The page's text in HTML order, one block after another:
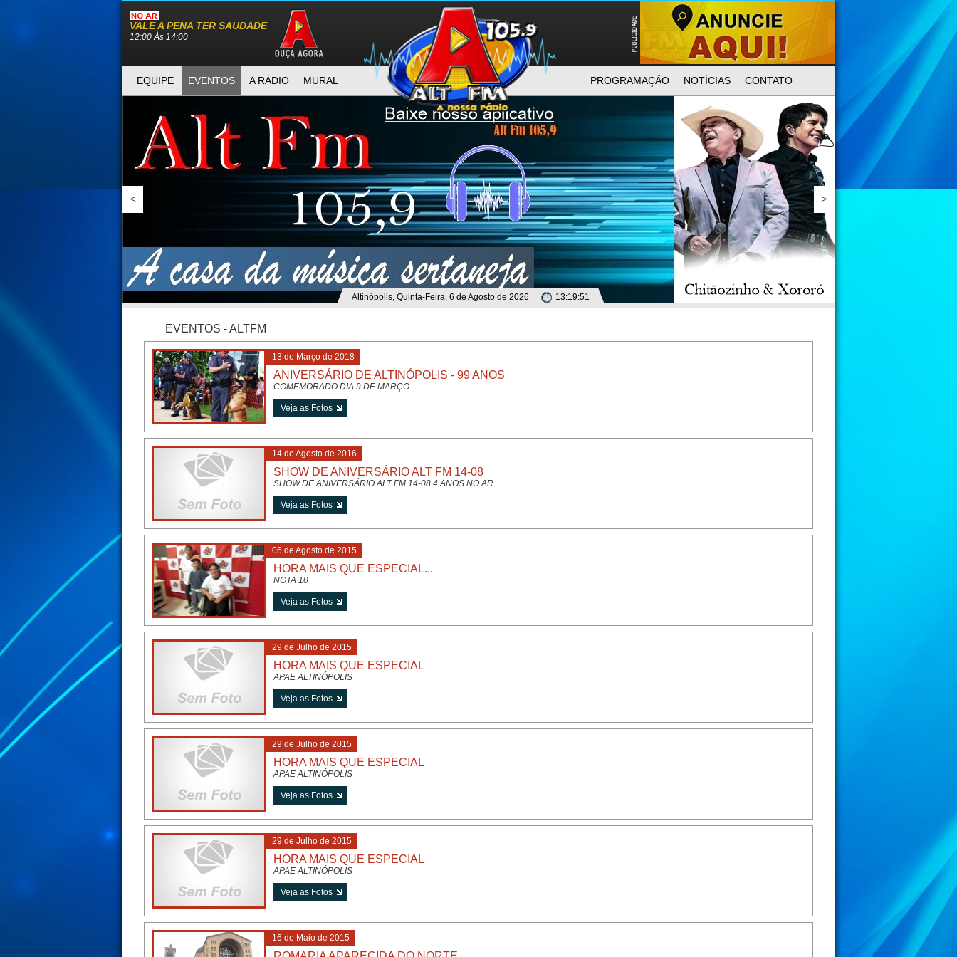
VALE A PENA TER SAUDADE
12:00 Às 14:00
EQUIPE EVENTOS A RÁDIO MURAL PROGRAMAÇÃO NOTÍCIAS CONTATO
< >
Altinópolis, Quinta-Feira, 6 de Agosto de 2026 13:19:51
EVENTOS - ALTFM
13 de Março de 2018
ANIVERSÁRIO DE ALTINÓPOLIS - 99 ANOS
COMEMORADO DIA 9 DE MARÇO
14 de Agosto de 2016
SHOW DE ANIVERSÁRIO ALT FM 14-08
SHOW DE ANIVERSÁRIO ALT FM 14-08 4 ANOS NO AR
06 de Agosto de 2015
HORA MAIS QUE ESPECIAL...
NOTA 10
29 de Julho de 2015
HORA MAIS QUE ESPECIAL
APAE ALTINÓPOLIS
29 de Julho de 2015
HORA MAIS QUE ESPECIAL
APAE ALTINÓPOLIS
29 de Julho de 2015
HORA MAIS QUE ESPECIAL
APAE ALTINÓPOLIS
16 de Maio de 2015